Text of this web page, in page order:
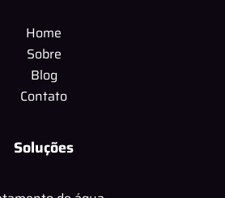
Home
Sobre
Blog
Contato
Soluções